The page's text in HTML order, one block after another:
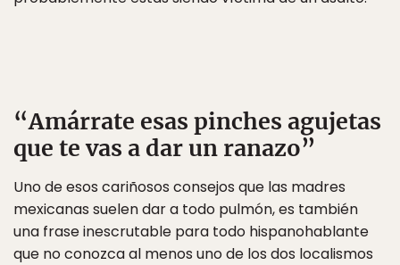
“Amárrate esas pinches agujetas
que te vas a dar un ranazo”
Uno de esos cariñosos consejos que las madres
mexicanas suelen dar a todo pulmón, es también
una frase inescrutable para todo hispanohablante
que no conozca al menos uno de los dos localismos